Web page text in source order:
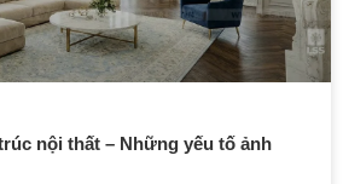
nội thất – Những yếu tố ảnh